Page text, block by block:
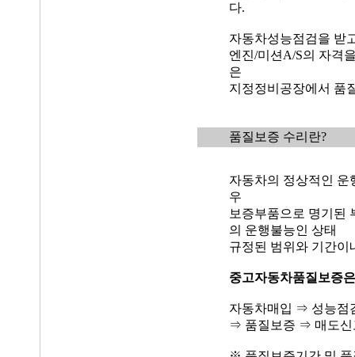
다.
자동차성능점검을 받
엔진/미션A/S의 자격
은
지정정비공장에서 품
품질보증 수리란?
자동차의 정상적인 운
우
보증부품으로 명기된
의 운행불능인 상태
규정된 범위와 기간이
중고자동차품질보증은
자동차매입 ⇒ 성능점
⇒ 품질보증 ⇒ 매도신